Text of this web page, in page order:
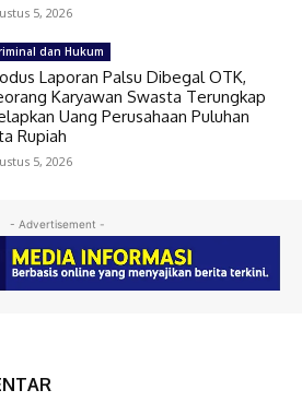
5, 2026
dan Hukum
Laporan Palsu Dibegal OTK,
Karyawan Swasta Terungkap
Uang Perusahaan Puluhan
Rupiah
5, 2026
- Advertisement -